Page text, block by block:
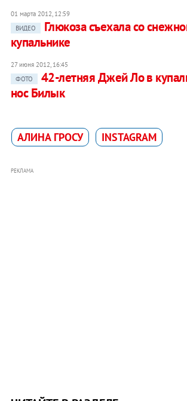
01 марта 2012, 12:59
ВИДЕО
Глюкоза съехала со
купальнике
27 июня 2012, 16:45
ФОТО
42-летняя Джей Ло в
нос Билык
АЛИНА ГРОСУ INSTAGRAM
РЕКЛАМА